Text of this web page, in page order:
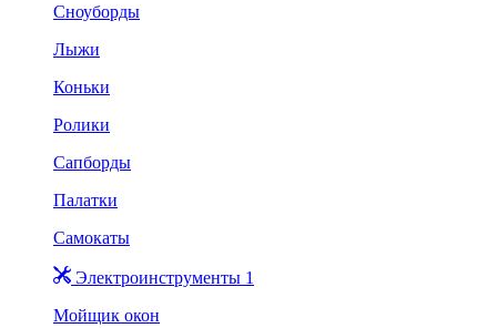
Сноуборды
Лыжи
Коньки
Ролики
Сапборды
Палатки
Самокаты
Электроинструменты 1
Мойщик окон